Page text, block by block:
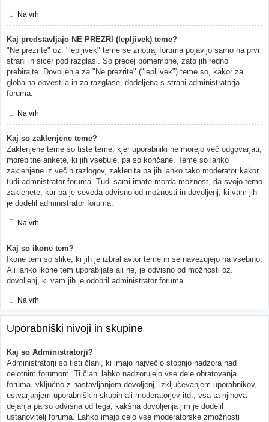
Na vrh
Kaj predstavljajo NE PREZRI (lepljivek) teme?
"Ne prezrite" oz. "lepljivek" teme se znotraj foruma pojavijo samo na prvi
strani in sicer pod razglasi. So precej pomembne, zato jih redno
prebirajte. Dovoljenja za "Ne prezrite" ("lepljivek") teme so, kakor za
globalna obvestila in za razglase, dodeljena s strani administratorja
foruma.
Na vrh
Kaj so zaklenjene teme?
Zaklenjene teme so tiste teme, kjer uporabniki ne morejo več odgovarjati,
morebitne ankete, ki jih vsebuje, pa so končane. Teme so lahko
zaklenjene iz večih razlogov, zaklenita pa jih lahko tako moderator kakor
tudi admnistrator foruma. Tudi sami imate morda možnost, da svojo temo
zaklenete, kar pa je seveda odvisno od možnosti in dovoljenj, ki vam jih
je dodelil administrator foruma.
Na vrh
Kaj so ikone tem?
Ikone tem so slike, ki jih je izbral avtor teme in se navezujejo na vsebino.
Ali lahko ikone tem uporabljate ali ne, je odvisno od možnosti oz.
dovoljenj, ki vam jih je odobril administrator foruma.
Na vrh
Uporabniški nivoji in skupine
Kaj so Administratorji?
Administratorji so tisti člani, ki imajo največjo stopnjo nadzora nad
celotnim forumom. Ti člani lahko nadzorujejo vse dele obratovanja
foruma, vključno z nastavljanjem dovoljenj, izključevanjem uporabnikov,
ustvarjanjem uporabniških skupin ali moderatorjev itd., vsa ta njihova
dejanja pa so odvisna od tega, kakšna dovoljenja jim je dodelil
ustanovitelj foruma. Lahko imajo celo vse moderatorske zmožnosti